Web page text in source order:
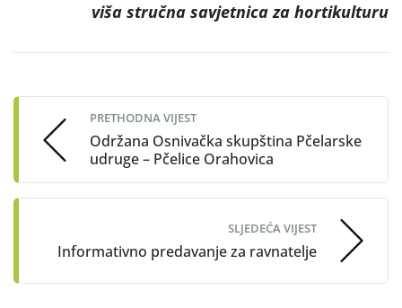
viša stručna savjetnica za hortikulturu
navigation
PRETHODNA VIJEST
Održana Osnivačka skupština Pčelarske
udruge – Pčelice Orahovica
SLJEDEĆA VIJEST
Informativno predavanje za ravnatelje